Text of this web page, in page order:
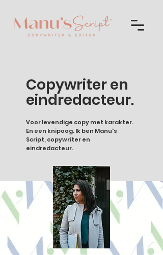
Copywriter en
eindredacteur.
​Voor levendige copy met karakter.
En een knipoog. Ik ben Manu's
Script, copywriter en
eindredacteur.